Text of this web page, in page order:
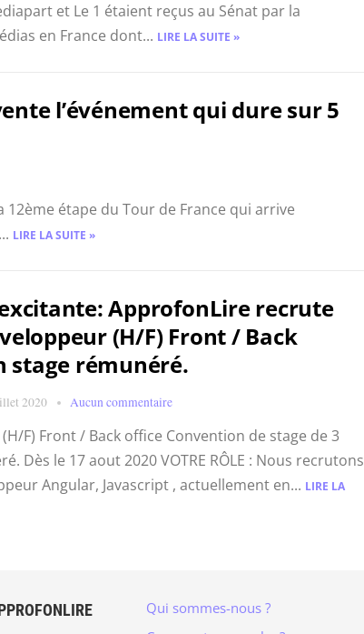
et Le 1 étaient reçus au Sénat par la
en France dont... LIRE LA SUITE »
l’événement qui dure sur 5
étape du Tour de France qui arrive
LIRE LA SUITE »
ApprofonLire recrute
(H/F) Front / Back
stage rémunéré.
2020 Aucun commentaire
F) Front / Back office Convention de stage de 3
Dès le 17 aout 2020 VOTRE RÔLE : Nous recrutons
Angular, Javascript , actuellement en... LIRE LA
Qui sommes-nous ?